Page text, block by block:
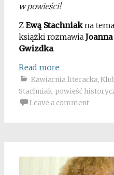
w powieści!
Z Ewą Stachniakna
książki rozmawia
Gwizdka.
Read more
Kawiarnia literacka,
Stachniak, powieść
Leave a comment